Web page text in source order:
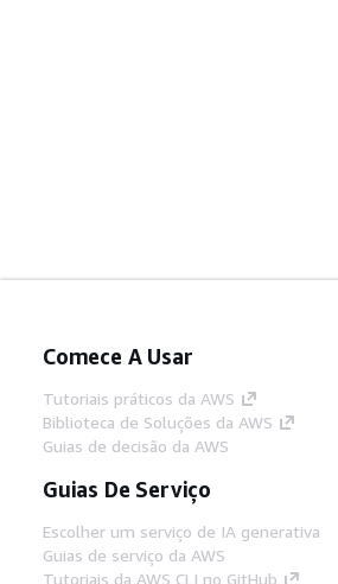
Comece A Usar
Tutoriais práticos da AWS
Biblioteca de Soluções da AWS
Guias de decisão da AWS
Guias De Serviço
Escolher um serviço de IA generativa
Guias de serviço da AWS
Tutoriais da AWS CLI no GitHub